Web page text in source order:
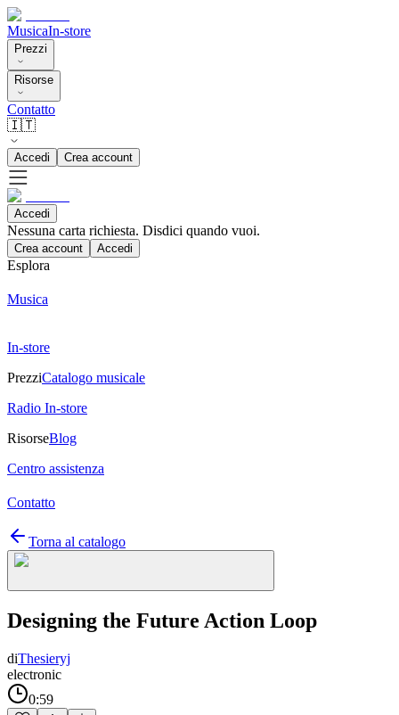
MusicaIn-store
Prezzi
Risorse
Contatto
🇮🇹
Accedi Crea account
Accedi
Nessuna carta richiesta. Disdici quando vuoi.
Crea account Accedi
Esplora
Musica
In-store
PrezziCatalogo musicale
Radio In-store
RisorseBlog
Centro assistenza
Contatto
Torna al catalogo
Designing the Future Action Loop
diThesieryj
electronic
0:59